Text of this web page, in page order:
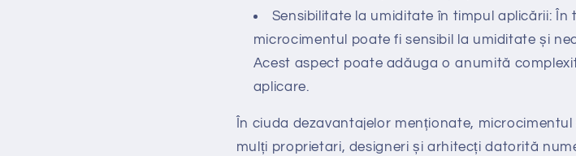
Sensibilitate la umiditate în timpul aplicării: În
microcimentul poate fi sensibil la umiditate și
Acest aspect poate adăuga o anumită
aplicare.
În ciuda dezavantajelor menționate,
mulți proprietari, designeri și arhitecți datorită